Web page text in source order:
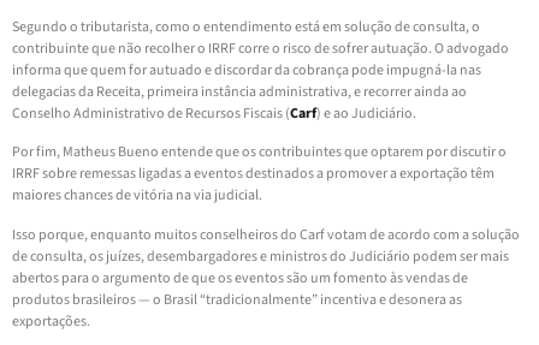
Segundo o tributarista, como o entendimento está em solução de consulta, o
contribuinte que não recolher o IRRF corre o risco de sofrer autuação. O advogado
informa que quem for autuado e discordar da cobrança pode impugná-la nas
delegacias da Receita, primeira instância administrativa, e recorrer ainda ao
Conselho Administrativo de Recursos Fiscais (Carf) e ao Judiciário.
Por fim, Matheus Bueno entende que os contribuintes que optarem por discutir o
IRRF sobre remessas ligadas a eventos destinados a promover a exportação têm
maiores chances de vitória na via judicial.
Isso porque, enquanto muitos conselheiros do Carf votam de acordo com a solução
de consulta, os juízes, desembargadores e ministros do Judiciário podem ser mais
abertos para o argumento de que os eventos são um fomento às vendas de
produtos brasileiros — o Brasil “tradicionalmente” incentiva e desonera as
exportações.